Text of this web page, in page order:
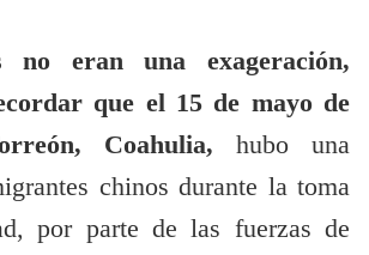
no eran una exageración,
que el 15 de mayo de
Coahulia, hubo una
chinos durante la toma
por parte de las fuerzas de